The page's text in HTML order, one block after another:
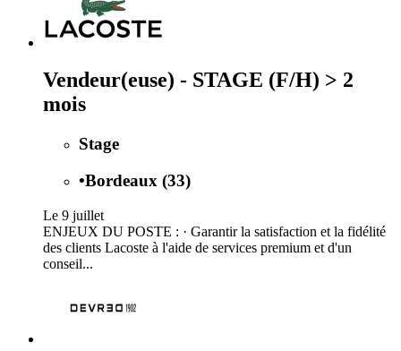
Vendeur(euse) - STAGE (F/H) > 2
mois
Stage
•Bordeaux (33)
Le 9 juillet
ENJEUX DU POSTE : · Garantir la satisfaction et la fidélité
des clients Lacoste à l'aide de services premium et d'un
conseil...